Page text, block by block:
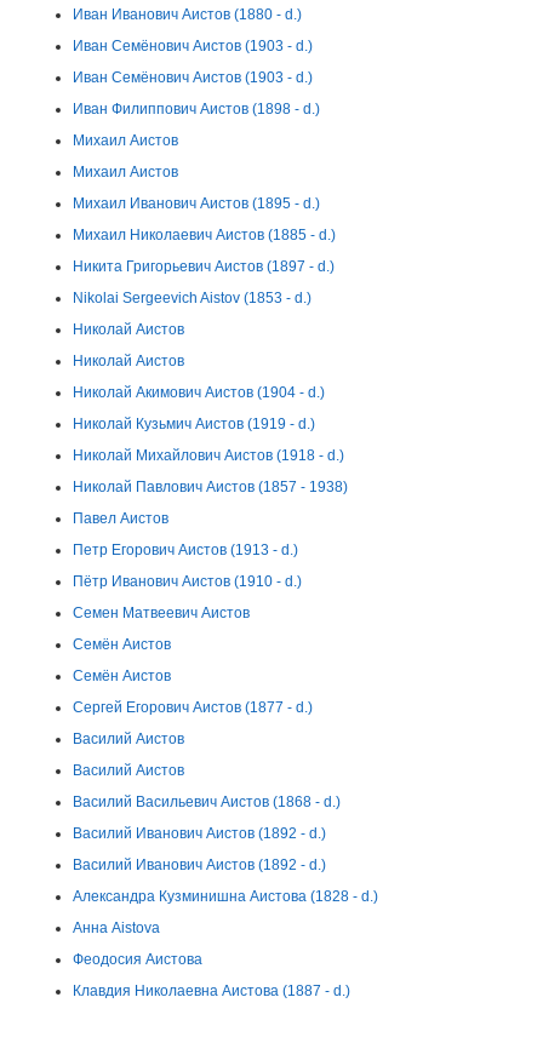
Иван Иванович Аистов (1880 - d.)
Иван Семёнович Аистов (1903 - d.)
Иван Семёнович Аистов (1903 - d.)
Иван Филиппович Аистов (1898 - d.)
Михаил Аистов
Михаил Аистов
Михаил Иванович Аистов (1895 - d.)
Михаил Николаевич Аистов (1885 - d.)
Никита Григорьевич Аистов (1897 - d.)
Nikolai Sergeevich Aistov (1853 - d.)
Николай Аистов
Николай Аистов
Николай Акимович Аистов (1904 - d.)
Николай Кузьмич Аистов (1919 - d.)
Николай Михайлович Аистов (1918 - d.)
Николай Павлович Аистов (1857 - 1938)
Павел Аистов
Петр Егорович Аистов (1913 - d.)
Пётр Иванович Аистов (1910 - d.)
Семен Матвеевич Аистов
Семён Аистов
Семён Аистов
Сергей Егорович Аистов (1877 - d.)
Василий Аистов
Василий Аистов
Василий Васильевич Аистов (1868 - d.)
Василий Иванович Аистов (1892 - d.)
Василий Иванович Аистов (1892 - d.)
Александра Кузминишна Аистова (1828 - d.)
Анна Aistova
Феодосия Аистова
Клавдия Николаевна Аистова (1887 - d.)